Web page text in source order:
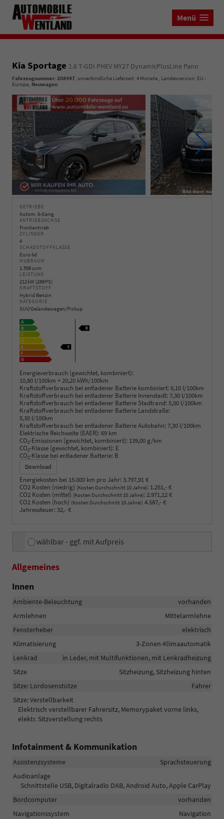
Menü
Kia Sportage 1.6 T-GDI PHEV MY27 DynamicPlusLine Pano
Fahrzeugnummer: 208947, unverbindliche Lieferzeit: 4 Monate , Landesversion: EU -
Europa, Neuwagen
GETRIEBE
Autom. 6-Gang
ANTRIEBSACHSE
Frontantrieb
ZYLINDER
4
SCHADSTOFFKLASSE
Euro 6d
HUBRAUM
1.598 ccm
LEISTUNG
212 kW (288 PS)
KRAFTSTOFF
Hybrid Benzin
KATEGORIE
SUV/Geländewagen/Pickup
Energieverbrauch (gewichtet, kombiniert):
10,80 l/100km + 20,20 kWh/100km
Kraftstoffverbrauch bei entladener Batterie kombiniert: 6,10 l/100km
Kraftstoffverbrauch bei entladener Batterie Innenstadt: 7,30 l/100km
Kraftstoffverbrauch bei entladener Batterie Stadtrand: 5,00 l/100km
Kraftstoffverbrauch bei entladener Batterie Landstraße:
5,30 l/100km
Kraftstoffverbrauch bei entladener Batterie Autobahn: 7,30 l/100km
Elektrische Reichweite (EAER): 69 km
CO2-Emissionen (gewichtet, kombiniert): 139,00 g/km
CO2-Klasse (gewichtet, kombiniert): E
CO2-Klasse bei entladener Batterie: B
Download
Energiekosten bei 15.000 km pro Jahr: 3.797,91 €
CO2 Kosten (niedrig) (Kosten Durchschnitt 10 Jahre): 1.251,- €
CO2 Kosten (mittel) (Kosten Durchschnitt 10 Jahre): 2.971,12 €
CO2 Kosten (hoch) (Kosten Durchschnitt 10 Jahre): 4.587,- €
Jahressteuer: 32,- €
wählbar - ggf. mit Aufpreis
Allgemeines
Innen
Ambiente-Beleuchtung
vorhanden
Armlehnen
Mittelarmlehne
Fensterheber
elektrisch
Klimatisierung
3-Zonen-Klimaautomatik
Lenkrad
in Leder, mit Multifunktionen, mit Lenkradheizung
Sitze
Sitzheizung, Sitzheizung hinten
Sitze: Lordosenstütze
Fahrer
Sitze: Verstellbarkeit
Elektrisch verstellbarer Fahrersitz, Memorypaket vorne links,
elektr. Sitzverstellung rechts
Infotainment & Kommunikation
Assistenzsysteme
Sprachsteuerung
Audioanlage
Schnittstelle USB, Digitalradio DAB, Android Auto, Apple CarPlay
Bordcomputer
vorhanden
Navigationssystem
Navigation